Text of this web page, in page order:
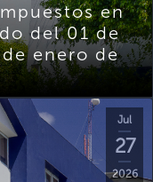
en
del 01 de
enero de
Jul
27
2026